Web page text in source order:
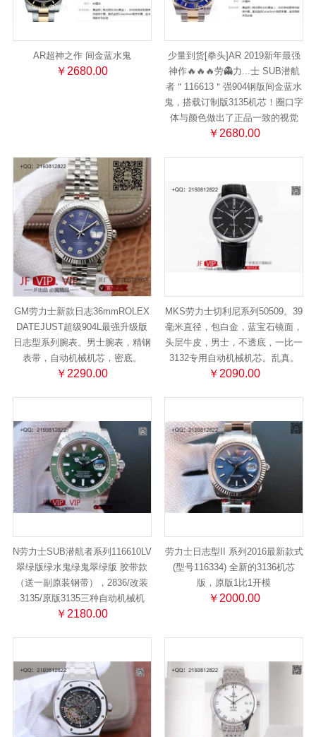
AR超神之作 间金蓝水鬼
￥2680.00
少量到货[拳头]AR 2019新年最强
神作🔥🔥🔥劳👻力...士 SUB潜航
者＂116613＂强904钢版间金蓝水
鬼，搭载订制版3135机芯！圈口字
体与颜色做出了正品一致的视觉
￥2680.00
GM劳力士新款日志36mmROLEX
DATEJUST超级904L最强升级版
日志型系列腕表。男士腕表，精钢
表带，自动机械机芯，密底。
￥2290.00
MKS劳力士切利尼系列50509。39
毫米直径，包白金，蓝宝石镜面，
头层牛皮，男士，不透底，一比一
3132专用自动机械机芯。乱真。
￥2090.00
N劳力士SUB潜航者系列116610LV
翠绿版绿水鬼绿鬼翠绿版 胶带款
（送一副原装钢带），2836/改装
3135/原版3135三种自动机械机
￥2180.00
劳力士日志型II 系列2016最新款式
(型号116334) 全新的3136机芯
版，原版1比1开模
￥2000.00